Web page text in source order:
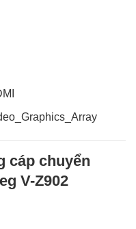
cáp chuyển
V-Z902